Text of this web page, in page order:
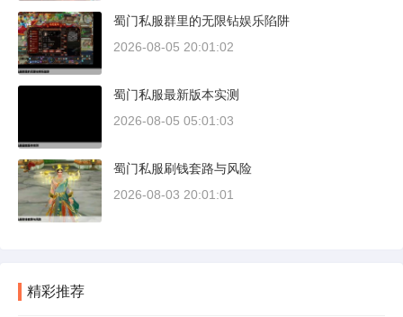
蜀门私服群里的无限钻娱乐陷阱
2026-08-05 20:01:02
蜀门私服最新版本实测
2026-08-05 05:01:03
蜀门私服刷钱套路与风险
2026-08-03 20:01:01
精彩推荐